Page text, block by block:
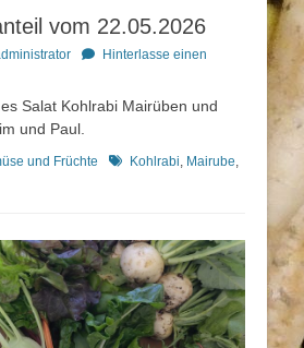
vom 22.05.2026
Hinterlasse einen
Salat Kohlrabi Mairüben und
und Paul.
und Früchte Schlagworte
Kohlrabi Mairube